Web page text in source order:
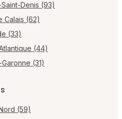
Denis (93)
Calais (62)
(33)
(44)
(31)
(59)